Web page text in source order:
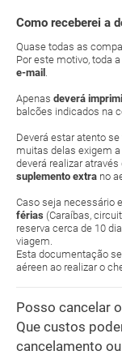
Como receberei a
Quase todas as
Por este motivo, toda
e-mail .
Apenas deverá
balcões indicados na
Deverá estar atento
muitas delas exigem
deverá realizar
suplemento extra no
Caso seja necessário
férias (Caraíbas,
reserva cerca de 10
viagem.
Esta documentação
aéreen ao realizar o
Posso cancelar
Que custos
cancelamento